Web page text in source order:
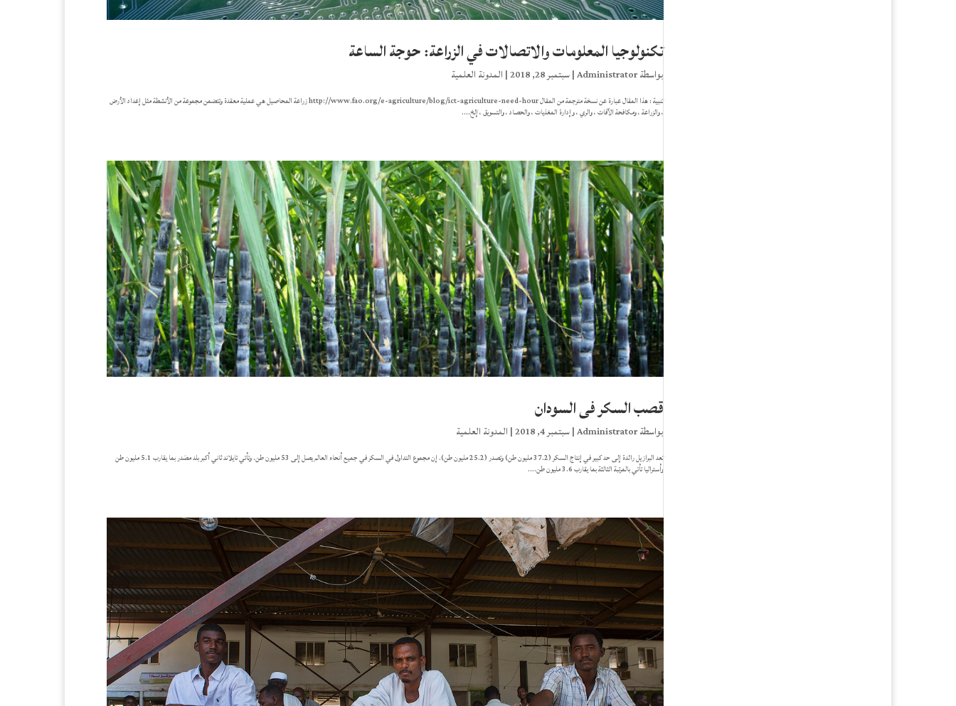
تكنولوجيا المعلومات والاتصالات في الزراعة: حوجة الساعة
بواسطةAdministrator
|سبتمبر 28, 2018 |المدونة العلمية
تنبية : هذا المقال عبارة عن نسخة مترجمة من المقال http://www.fao.org/e-agriculture/blog/ict-agriculture-need-hour زراعة المحاصيل هي عملية معقدة وتتضمن مجموعة من الأنشطة مثل إعداد الأرض
، والزراعة ، ومكافحة الآفات ، والري ، وإدارة المغذيات ، والحصاد ، والتسويق ، إلخ....
قصب السكر فى السودان
بواسطةAdministrator
|سبتمبر 4, 2018 |المدونة العلمية
تعد البرازيل رائدة إلى حد كبير في إنتاج السكر (37.2 مليون طن) وتصدر (25.2 مليون طن). إن مجموع التداول في السكر في جميع أنحاء العالم يصل إلى 53 مليون طن. وتأتي تايلاند ثاني أكبر بلد مصَدر بما يقارب 5.1 مليون طن
وأستراليا تأتي بالمرتبة الثالثة بما يقارب 3.6 مليون طن....